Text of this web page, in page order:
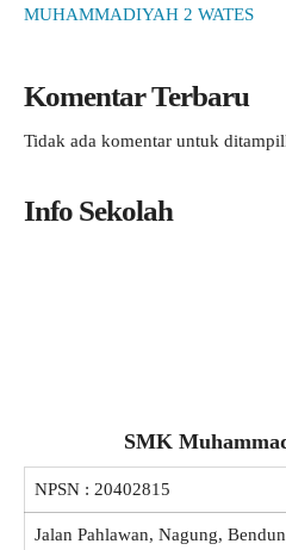
MUHAMMADIYAH 2 WATES
Komentar Terbaru
Tidak ada komentar untuk
Info Sekolah
SMK
NPSN : 20402815
Jalan Pahlawan, Nagung,